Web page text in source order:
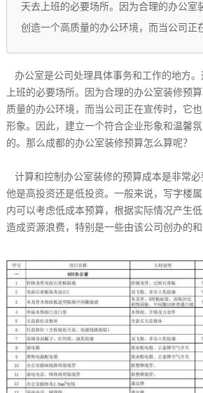
天去上班的必要场所。因为合理的办公室
创造一个高质量的办公环境，而当公司正
办公室是公司处理具体事务和工作的地方
上班的必要场所。因为合理的办公室装修预
质量的办公环境，而当公司正在宣传时，它
形象。因此，建立一个符合企业形象和温馨
的。那么成都的办公室装修预算怎么算呢？
计算和控制办公室装修的预算成本是非常
他是高投资还是低投资。一般来说，写字楼
内可以考虑低成本预算，根据实际情况产生
造成资源浪费，特别是一些由该公司创办的和